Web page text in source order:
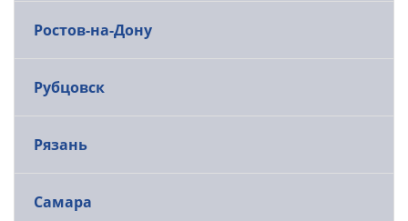
Ростов-на-Дону
Рубцовск
Рязань
Самара